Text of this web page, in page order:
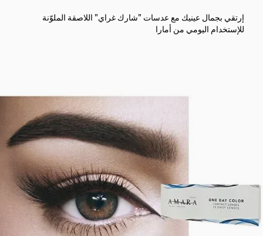
إرتقي بجمال عينيك مع عدسات "شارك غراي" اللاصقة الملوّنة
للإستخدام اليومي من أمارا